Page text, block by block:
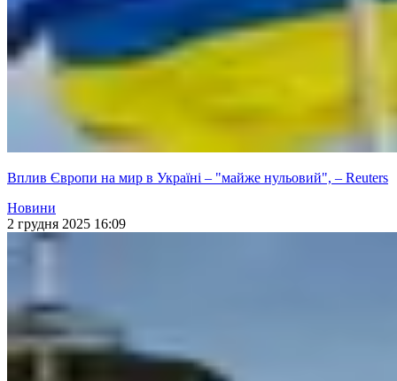
Вплив Європи на мир в Україні – "майже нульовий", – Reuters
Новини
2 грудня 2025 16:09